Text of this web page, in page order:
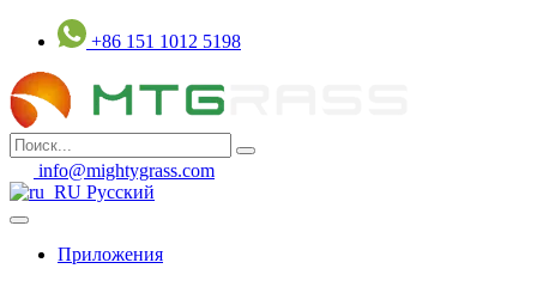
Перейти
содержанию
+86 151 1012 5198
info@mightygrass.com
Русский
Приложения